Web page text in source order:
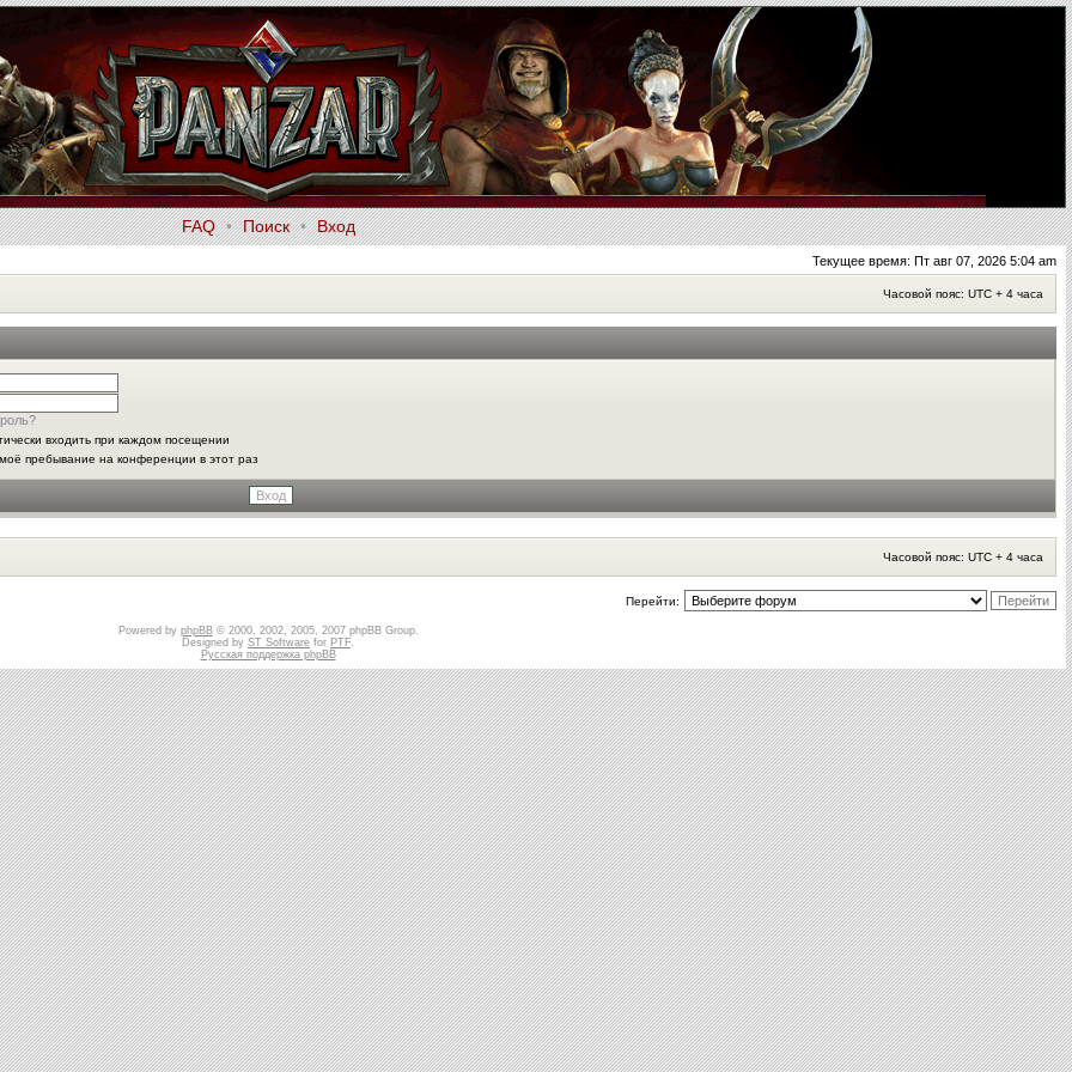
FAQ • Поиск • Вход
Текущее время: Пт авг 07, 2026 5:04 am
Часовой пояс: UTC + 4 часа
входить при каждом посещении
пребывание на конференции в этот раз
Часовой пояс: UTC + 4 часа
Перейти:
Powered by phpBB© 2000, 2002, 2005, 2007 phpBB Group.
Designed by ST Software for PTF.
Русская поддержка phpBB